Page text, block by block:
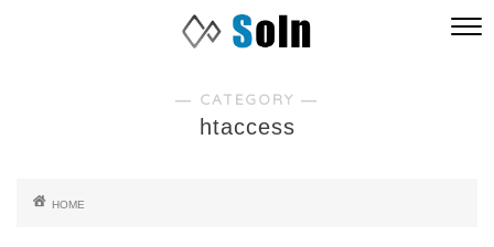
― CATEGORY ―
htaccess
HOME